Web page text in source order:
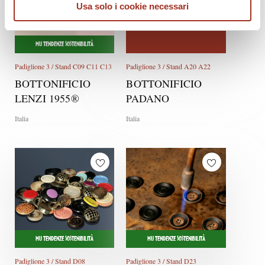
Usa solo i cookie necessari
MU TENDENZE SOSTENIBILITÀ
Padiglione 3 / Stand C09 C11 C13
BOTTONIFICIO
LENZI 1955®
Italia
Padiglione 3 / Stand A20 A22
BOTTONIFICIO
PADANO
Italia
MU TENDENZE SOSTENIBILITÀ
Padiglione 3 / Stand D08
MU TENDENZE SOSTENIBILITÀ
Padiglione 3 / Stand D23